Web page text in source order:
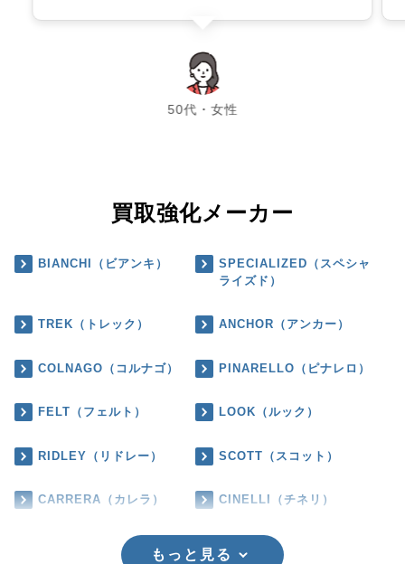
50代・女性
chevron_left chevron_right
買取強化メーカー
BIANCHI（ビアンキ）
SPECIALIZED（スペシャ
ライズド）
TREK（トレック） ANCHOR（アンカー）
COLNAGO（コルナゴ） PINARELLO（ピナレロ）
FELT（フェルト） LOOK（ルック）
RIDLEY（リドレー） SCOTT（スコット）
CARRERA（カレラ） CINELLI（チネリ）
もっと見る